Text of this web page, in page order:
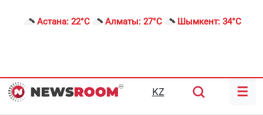
Астана: 22°C Алматы: 27°C Шымкент: 34°C
KZ ☰